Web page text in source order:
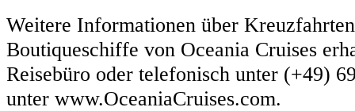
Weitere Informationen über
Boutiqueschiffe von Oceania Cruises
Reisebüro oder telefonisch unter (+49)
unter www.OceaniaCruises.com.